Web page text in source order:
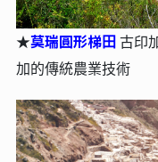
★莫瑞圓形梯⽥ 古印
加的傳統農業技術